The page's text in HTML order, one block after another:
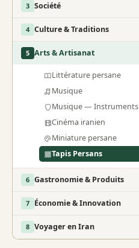
3 Société
4 Culture & Traditions
5 Arts & Artisanat
Littérature persane
Musique
Musique — Instruments
Cinéma iranien
Miniature persane
Tapis Persans
6 Gastronomie & Produits
7 Économie & Innovation
8 Voyager en Iran